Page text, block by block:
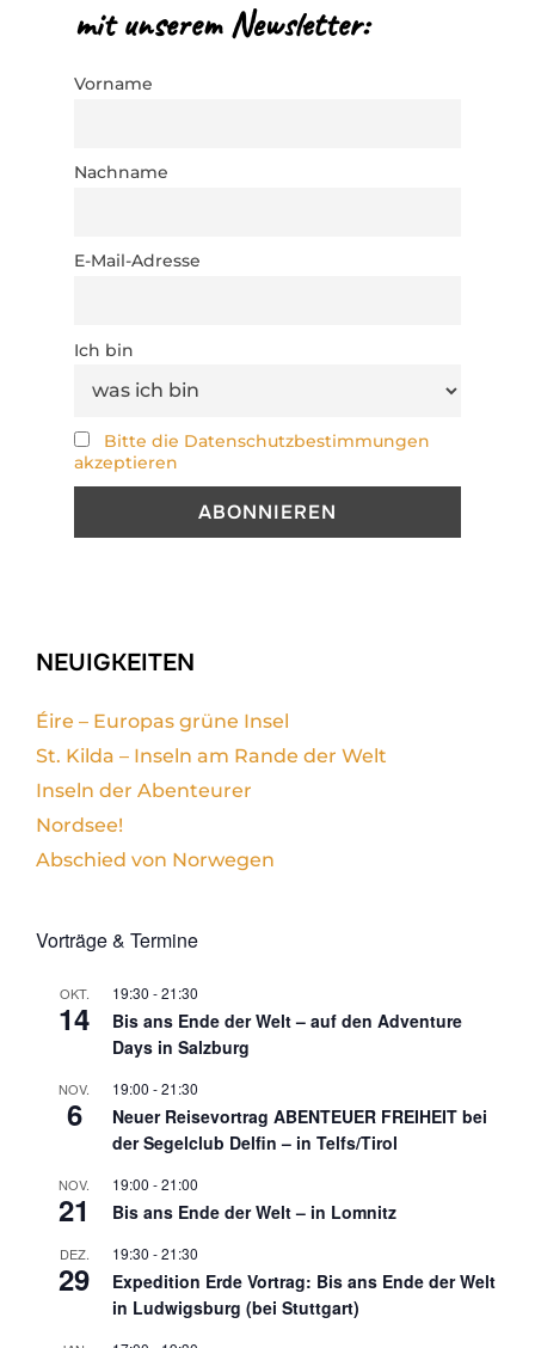
mit unserem Newsletter:
Vorname
Nachname
E-Mail-Adresse
Ich bin
Bitte die Datenschutzbestimmungen
akzeptieren
NEUIGKEITEN
Éire – Europas grüne Insel
St. Kilda – Inseln am Rande der Welt
Inseln der Abenteurer
Nordsee!
Abschied von Norwegen
Vorträge & Termine
OKT.
14
19:30 -21:30
Bis ans Ende der Welt – auf den Adventure
Days in Salzburg
NOV.
6
19:00 -21:30
Neuer Reisevortrag ABENTEUER FREIHEIT bei
der Segelclub Delfin – in Telfs/Tirol
NOV.
21
19:00 -21:00
Bis ans Ende der Welt – in Lomnitz
DEZ.
29
19:30 -21:30
Expedition Erde Vortrag: Bis ans Ende der Welt
in Ludwigsburg (bei Stuttgart)